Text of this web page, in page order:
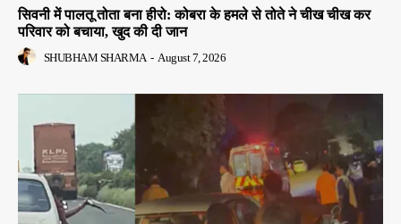
सिवनी में पालतू तोता बना हीरो: कोबरा के हमले से तोते ने चीख चीख कर
परिवार को बचाया, खुद की दी जान
SHUBHAM SHARMA - August 7, 2026